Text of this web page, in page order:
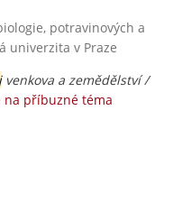
potravinových a
univerzita v Praze
venkova a zemědělství /
na příbuzné téma